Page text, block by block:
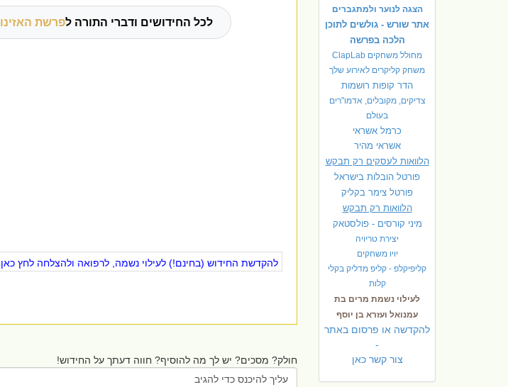
הצגה לנוער ולמתגברים
אתר שורש - גולשים לתוכן
הלכה בפרשה
מחולל משחקים ClapLab
משחק קליקרים לאירוע שלך
הדר קופות רושמות
צדיקים, מקובלים, אדמו"רים
בעולם
כרמל אשראי
אשראי מהיר
הלוואות לעסקים רק תבקש
פורטל הובלות בישראל
פורטל צימר בקליק
הלוואות רק תבקש
מיני קורסים - פולסטאק
יצירת טריויה
יויו משחקים
קליפיקלפ - קליפ מדליק בקלי
קלות
לעילוי נשמת מרים בת
עמנואל ועזרא בן יוסף
להקדשה או פרסום באתר
-
צור קשר כאן
לכל החידושים ודברי התורה לפרשת האזינו
להקדשת החידוש (בחינם!) לעילוי נשמה, לרפואה ולהצלחה לחץ כאן
חולק? מסכים? יש לך מה להוסיף? חווה דעתך על החידוש!